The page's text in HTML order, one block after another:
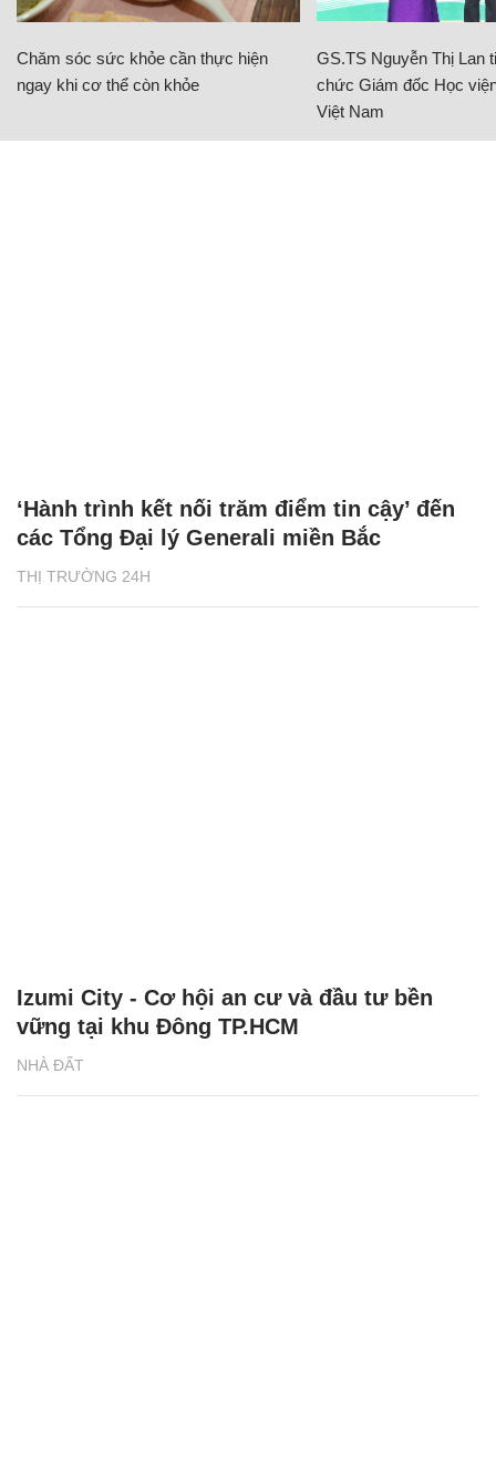
Chăm sóc sức khỏe cần thực hiện
ngay khi cơ thể còn khỏe
GS.TS Nguyễn Thị Lan
chức Giám đốc Học
Việt Nam
THỊ TRƯỜNG 24H
‘Hành trình kết nối trăm điểm tin cậy’ đến
các Tổng Đại lý Generali miền Bắc
NHÀ ĐẤT
Izumi City - Cơ hội an cư và đầu tư bền
vững tại khu Đông TP.HCM